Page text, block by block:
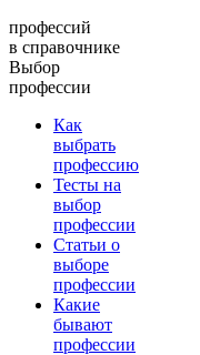
профессий
в справочнике
Выбор
профессии
Как
выбрать
профессию
Тесты на
выбор
профессии
Статьи о
выборе
профессии
Какие
бывают
профессии